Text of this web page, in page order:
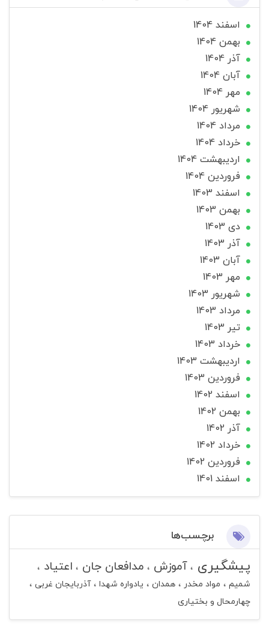
اسفند 1404
بهمن 1404
آذر 1404
آبان 1404
مهر 1404
شهریور 1404
مرداد 1404
خرداد 1404
ارديبهشت 1404
فروردین 1404
اسفند 1403
بهمن 1403
دی 1403
آذر 1403
آبان 1403
مهر 1403
شهریور 1403
مرداد 1403
تير 1403
خرداد 1403
ارديبهشت 1403
فروردین 1403
اسفند 1402
بهمن 1402
آذر 1402
خرداد 1402
فروردین 1402
اسفند 1401
برچسب‌ها
پیشگیری آموزش مدافعان جان اعتیاد
شمیم مواد مخدر همدان یادواره شهدا
آذربایجان غربی
چهارمحال و بختیاری